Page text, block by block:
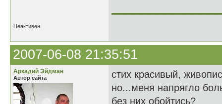
Неактивен
2007-06-08 21:35:51
Аркадий Эйдман
Автор сайта
стих красивый,
но...меня напрягло
без них обойтись?